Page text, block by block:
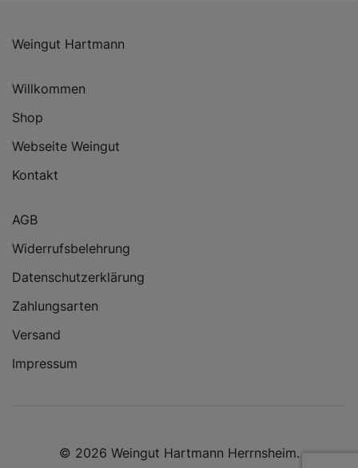
Weingut Hartmann
Willkommen
Shop
Webseite Weingut
Kontakt
AGB
Widerrufsbelehrung
Datenschutzerklärung
Zahlungsarten
Versand
Impressum
© 2026 Weingut Hartmann Herrnsheim.